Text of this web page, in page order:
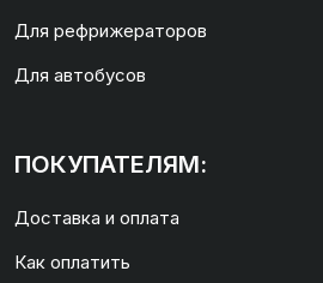
Для рефрижераторов
Для автобусов
ПОКУПАТЕЛЯМ:
Доставка и оплата
Как оплатить